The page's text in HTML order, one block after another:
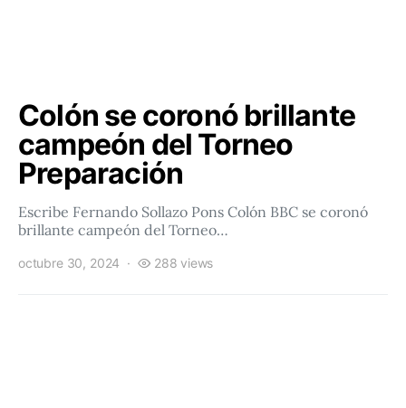
Colón se coronó brillante
campeón del Torneo
Preparación
Escribe Fernando Sollazo Pons Colón BBC se coronó
brillante campeón del Torneo…
octubre 30, 2024 288 views